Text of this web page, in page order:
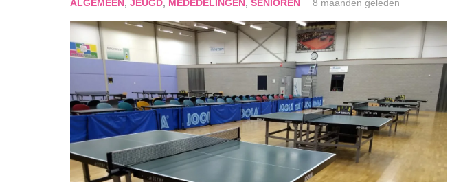
ALGEMEEN , JEUGD, MEDEDELINGEN , SENIOREN 8 maanden geleden